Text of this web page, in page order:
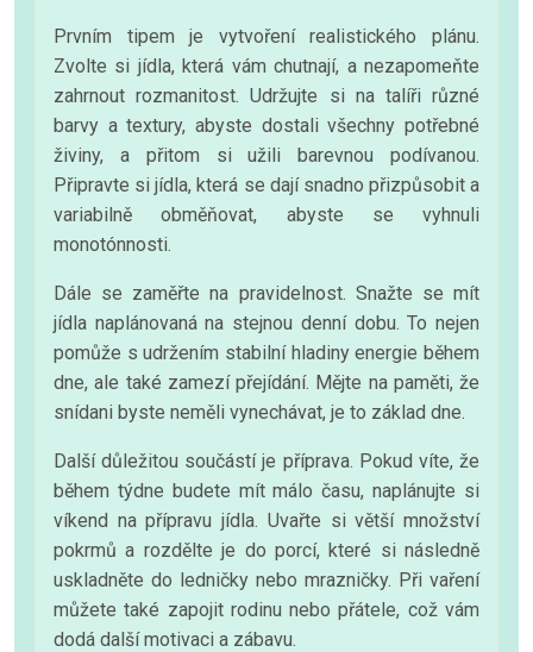
Prvním tipem je vytvoření realistického plánu.
Zvolte si jídla, která vám chutnají, a nezapomeňte
zahrnout rozmanitost. Udržujte si na talíři různé
barvy a textury, abyste dostali všechny potřebné
živiny, a přitom si užili barevnou podívanou.
Připravte si jídla, která se dají snadno přizpůsobit a
variabilně obměňovat, abyste se vyhnuli
monotónnosti.
Dále se zaměřte na pravidelnost. Snažte se mít
jídla naplánovaná na stejnou denní dobu. To nejen
pomůže s udržením stabilní hladiny energie během
dne, ale také zamezí přejídání. Mějte na paměti, že
snídani byste neměli vynechávat, je to základ dne.
Další důležitou součástí je příprava. Pokud víte, že
během týdne budete mít málo času, naplánujte si
víkend na přípravu jídla. Uvařte si větší množství
pokrmů a rozdělte je do porcí, které si následně
uskladněte do ledničky nebo mrazničky. Při vaření
můžete také zapojit rodinu nebo přátele, což vám
dodá další motivaci a zábavu.